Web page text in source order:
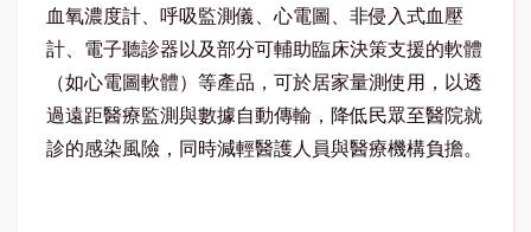
血氧濃度計、呼吸監測儀、心電圖、非侵入式血壓
計、電子聽診器以及部分可輔助臨床決策支援的軟體
（如心電圖軟體）等產品，可於居家量測使用，以透
過遠距醫療監測與數據自動傳輸，降低民眾至醫院就
診的感染風險，同時減輕醫護人員與醫療機構負擔。